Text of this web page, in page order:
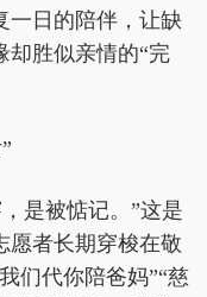
一日的陪伴，让缺
却胜似亲情的“完
是被惦记。”这是
愿者长期穿梭在敬
们代你陪爸妈”“慈